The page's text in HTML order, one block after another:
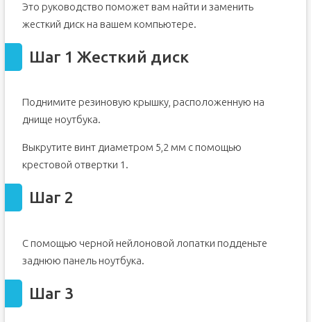
Это руководство поможет вам найти и заменить
жесткий диск на вашем компьютере.
Шаг 1 Жесткий диск
Поднимите резиновую крышку, расположенную на
днище ноутбука.
Выкрутите винт диаметром 5,2 мм с помощью
крестовой отвертки 1.
Шаг 2
С помощью черной нейлоновой лопатки подденьте
заднюю панель ноутбука.
Шаг 3